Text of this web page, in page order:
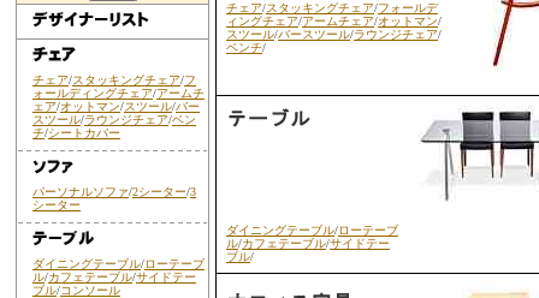
チェア/スタッキングチェア/フ
ォールディングチェア/アームチ
ェア/オットマン/スツール/バー
スツール/ラウンジチェア/ベン
チ/シートカバー
パーソナルソファ/2シーター/3
シーター
ダイニングテーブル/ローテーブ
ル/カフェテーブル/サイドテー
ブル/コンソール
チェア/スタッキングチェア/フォールデ
ィングチェア/アームチェア/オットマン/
スツール/バースツール/ラウンジチェア/
ベンチ/
ダイニングテーブル/ローテーブ
ル/カフェテーブル/サイドテー
ブル/